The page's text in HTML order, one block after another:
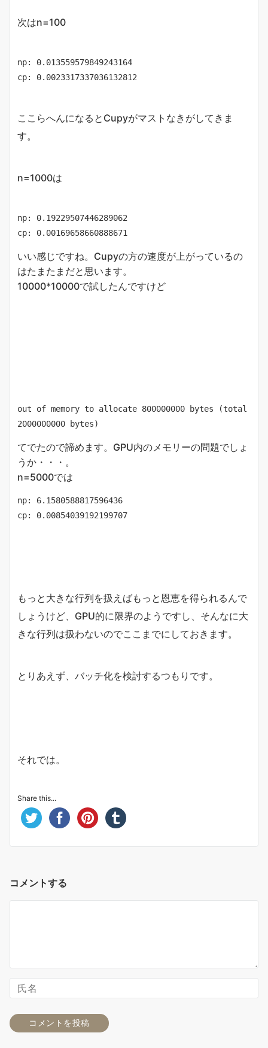
次はn=100
np: 0.013559579849243164
cp: 0.0023317337036132812
ここらへんになるとCupyがマストなきがしてきま
す。
n=1000は
np: 0.19229507446289062
cp: 0.00169658660888671
いい感じですね。Cupyの方の速度が上がっているの
はたまたまだと思います。
10000*10000で試したんですけど
out of memory to allocate 800000000 bytes (total
2000000000 bytes)
てでたので諦めます。GPU内のメモリーの問題でしょ
うか・・・。
n=5000では
np: 6.1580588817596436
cp: 0.00854039192199707
もっと大きな行列を扱えばもっと恩恵を得られるんで
しょうけど、GPU的に限界のようですし、そんなに大
きな行列は扱わないのでここまでにしておきます。
とりあえず、バッチ化を検討するつもりです。
それでは。
Share this...
コメントする